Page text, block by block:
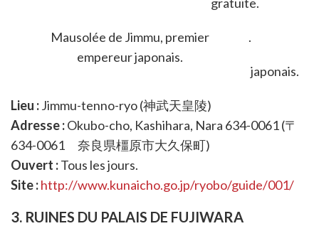
Mausolée de Jimmu, premier
empereur japonais.
Lieu :Jimmu-tenno-ryo (神武天皇陵)
Adresse :Okubo-cho, Kashihara, Nara 634-0061 (〒
634-0061 奈良県橿原市大久保町)
Ouvert :Tous les jours.
Site :http://www.kunaicho.go.jp/ryobo/guide/001/
3. RUINES DU PALAIS DE FUJIWARA